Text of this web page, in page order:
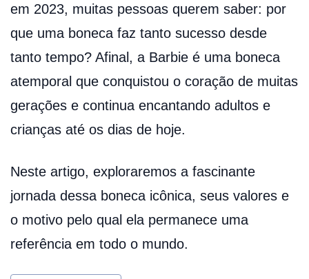
em 2023, muitas pessoas querem saber: por
que uma boneca faz tanto sucesso desde
tanto tempo? Afinal, a Barbie é uma boneca
atemporal que conquistou o coração de muitas
gerações e continua encantando adultos e
crianças até os dias de hoje.
Neste artigo, exploraremos a fascinante
jornada dessa boneca icônica, seus valores e
o motivo pelo qual ela permanece uma
referência em todo o mundo.